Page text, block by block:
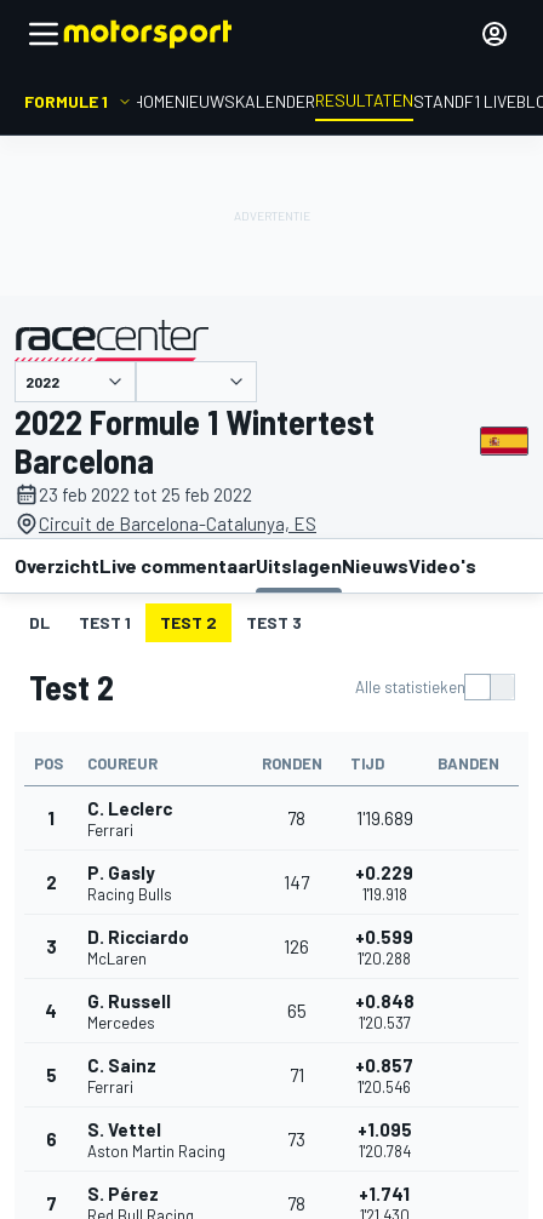
FORMULE 1 HOMENIEUWSKALENDERRESULTATENSTANDF1
gepresenteerd door
2022 Formule 1 Wintertest
Barcelona
23 feb 2022 tot 25 feb 2022
Circuit de Barcelona-Catalunya, ES
OverzichtLive commentaarUitslagenNieuwsVideo's
DL TEST 1 TEST 2 TEST 3
Test 2 Alle statistieken
POS COUREUR RONDEN TIJD BANDEN
1 C. Leclerc
Ferrari
78 1'19.689
2 P. Gasly
Racing Bulls
147 +0.229
1'19.918
3 D. Ricciardo
McLaren
126 +0.599
1'20.288
4 G. Russell
Mercedes
65 +0.848
1'20.537
5 C. Sainz
Ferrari
71 +0.857
1'20.546
6 S. Vettel
Aston Martin Racing
73 +1.095
1'20.784
7 S. Pérez 78 +1.741